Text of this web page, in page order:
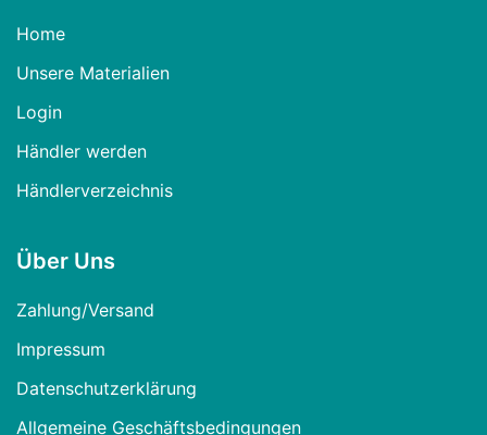
Home
Unsere Materialien
Login
Händler werden
Händlerverzeichnis
Über Uns
Zahlung/Versand
Impressum
Datenschutzerklärung
Allgemeine Geschäftsbedingungen